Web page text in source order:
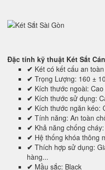
Đặc tính kỹ thuật Két Sắt
✔ Két có kết cấu an
✔ Trọng Lượng: 160 ±
✔ Kích thước ngoài:
✔ Kích thước sử dụng:
✔ Kích thước ngăn kéo:
✔ Tính năng: An toàn
✔ Khả năng chống
✔ Hệ thống khóa thông
✔ Thích hợp sử dụng:
hàng...
✔ Mầu sắc: Black